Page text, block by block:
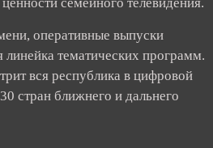
оперативные выпуски
линейка тематических программ.
вся республика в цифровой
стран ближнего и дальнего